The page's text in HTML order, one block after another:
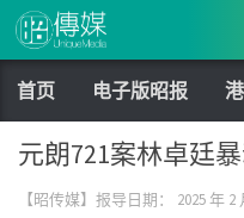
Skip to content
首页 电子版昭报
元朗721案林卓廷
【昭传媒】报导日期： 2025 年 2